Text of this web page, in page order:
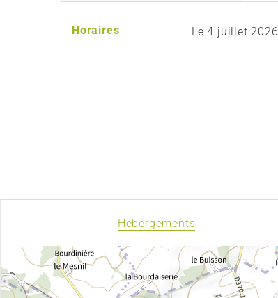
Horaires Le 4 juillet 2026
Hébergements